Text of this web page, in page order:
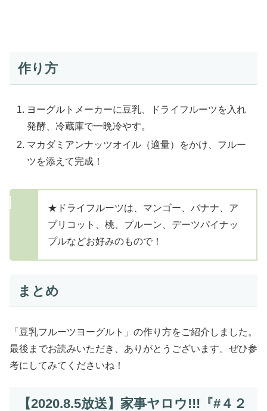
作り方
ヨーグルトメーカーに豆乳、ドライフルーツを入れ
発酵、冷蔵庫で一晩冷やす。
マカダミアンナッツオイル（適量）をかけ、フルー
ツを添えて完成！
★ドライフルーツは、マンゴー、バナナ、ア
プリコット、桃、プルーン、デーツパイナッ
プルなどお好みのもので！
まとめ
「豆乳フルーツヨーグルト」の作り方をご紹介しました。
最後までお読みいただき、ありがとうございます。ぜひ参
考にしてみてくださいね！
【2020.8.5放送】家事ヤロウ!!!『#４２